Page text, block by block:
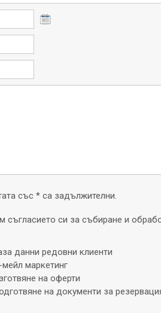
със * са задължителни.
съгласието си за събиране и
данни редовни клиенти
маркетинг
на оферти
на документи за